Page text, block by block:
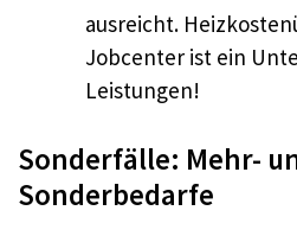
ausreicht.
Jobcenter ist ein
Leistungen!
Sonderfälle: Mehr-
Sonderbedarfe